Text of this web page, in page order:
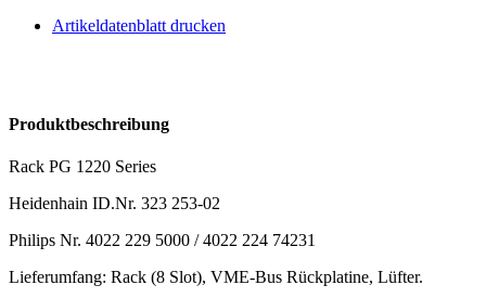
Artikeldatenblatt drucken
Produktbeschreibung
Rack PG 1220 Series
Heidenhain ID.Nr. 323 253-02
Philips Nr. 4022 229 5000 / 4022 224 74231
Lieferumfang: Rack (8 Slot), VME-Bus Rückplatine, Lüfter.